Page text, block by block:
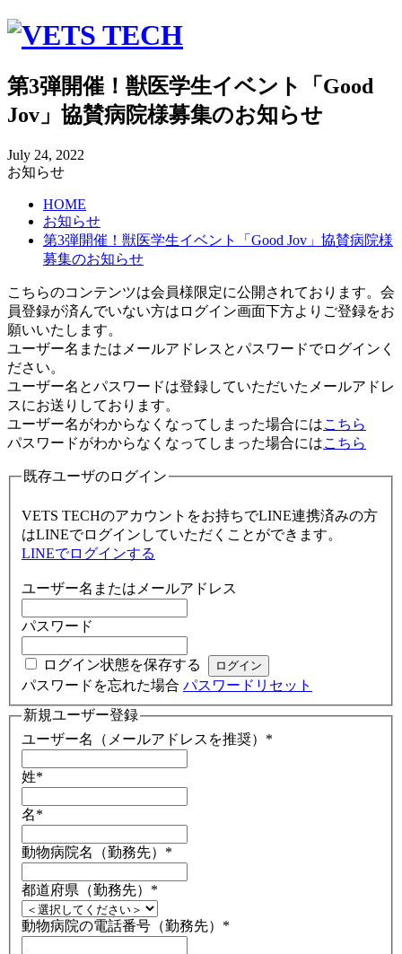
第3弾開催！獣医学生イベント「Good
Jov」協賛病院様募集のお知らせ
July 24, 2022
お知らせ
HOME
お知らせ
第3弾開催！獣医学生イベント「Good Jov」協賛病院様
募集のお知らせ
こちらのコンテンツは会員様限定に公開されております。会
員登録が済んでいない方はログイン画面下方よりご登録をお
願いいたします。
ユーザー名またはメールアドレスとパスワードでログインく
ださい。
ユーザー名とパスワードは登録していただいたメールアドレ
スにお送りしております。
ユーザー名がわからなくなってしまった場合にはこちら
パスワードがわからなくなってしまった場合にはこちら
VETS TECHのアカウントをお持ちでLINE連携済みの方
はLINEでログインしていただくことができます。
LINEでログインする
既存ユーザのログイン
ユーザー名またはメールアドレス
パスワード
ログイン状態を保存する
パスワードを忘れた場合 パスワードリセット
新規ユーザー登録
ユーザー名（メールアドレスを推奨） *
姓*
名*
動物病院名（勤務先） *
都道府県（勤務先） *
動物病院の電話番号（勤務先） *